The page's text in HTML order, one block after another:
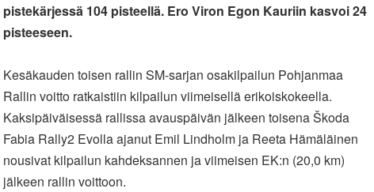
pistekärjessä 104 pisteellä. Ero Viron Egon Kauriin kasvoi 24
pisteeseen.
Kesäkauden toisen rallin SM-sarjan osakilpailun Pohjanmaa
Rallin voitto ratkaistiin kilpailun viimeisellä erikoiskokeella.
Kaksipäiväisessä rallissa avauspäivän jälkeen toisena Škoda
Fabia Rally2 Evolla ajanut Emil Lindholm ja Reeta Hämäläinen
nousivat kilpailun kahdeksannen ja viimeisen EK:n (20,0 km)
jälkeen rallin voittoon.